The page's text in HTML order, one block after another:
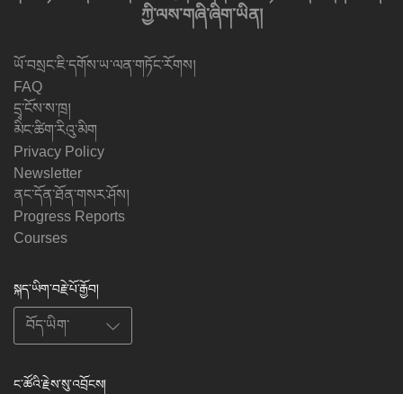
ཀྱི་ལས་གཞི་ཞིག་ཡིན།
ཡོ་བསྲང་ཇི་དགོས་ཡ་ལན་གཏོང་རོགས།
FAQ
དྲྭ་ངོས་ས་ཁྲ།
མིང་ཚིག་རིའུ་མིག
Privacy Policy
Newsletter
ནང་དོན་ཐོན་གསར་ཤོས།
Progress Reports
Courses
སྐད་ཡིག་བརྗེ་པོ་རྒྱོབ།
ང་ཚོའི་རྗེས་སུ་འབྲོངས།